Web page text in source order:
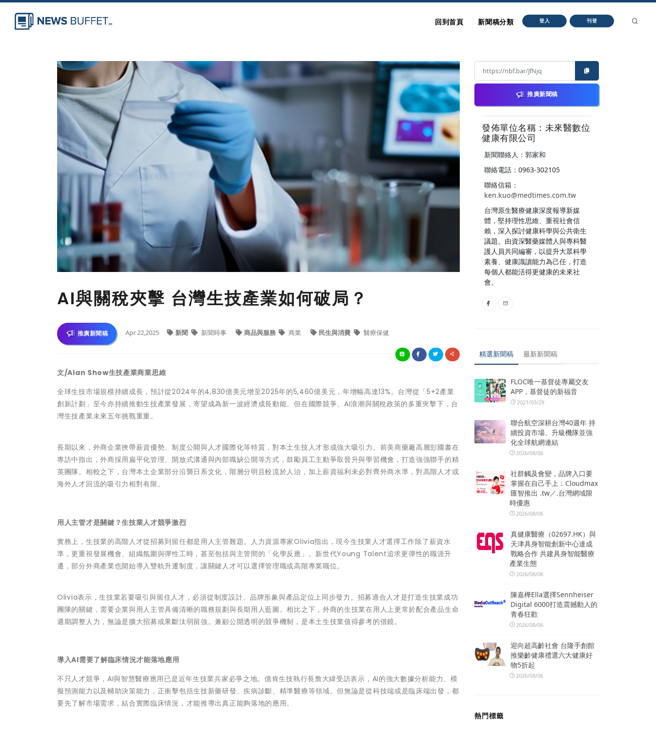
回到首頁 新聞稿分類 登入 刊登
AI與關稅夾擊 台灣生技產業如何破局？
推廣新聞稿 Apr 22,2025 新聞 新聞時事 商品與服務 商業 民生與消費 醫療保健
文/Alan Show生技產業商業思維
全球生技市場規模持續成長，預計從2024年的4,830億美元增至2025年的5,460億美元，年增幅高達13%。台灣從「5+2產業
創新計劃」至今亦持續推動生技產業發展，寄望成為新一波經濟成長動能。但在國際競爭、AI浪潮與關稅政策的多重夾擊下，台
灣生技產業未來五年挑戰重重。
長期以來，外商企業挾帶薪資優勢、制度公開與人才國際化等特質，對本土生技人才形成強大吸引力。前美商藥廠高層彭國書在
專訪中指出，外商採用扁平化管理、開放式溝通與內部職缺公開等方式，鼓勵員工主動爭取晉升與學習機會，打造強強聯手的精
英團隊。相較之下，台灣本土企業部分沿襲日系文化，階層分明且較流於人治，加上薪資福利未必對齊外商水準，對高階人才或
海外人才回流的吸引力相對有限。
用人主管才是關鍵？生技業人才競爭激烈
實務上，生技業的高階人才從招募到留任都是用人主管難題。人力資源專家Olivia指出，現今生技業人才選擇工作除了薪資水
準，更重視發展機會、組織氛圍與彈性工時，甚至包括與主管間的「化學反應」。新世代Young Talent追求更彈性的職涯升
遷，部分外商產業也開始導入雙軌升遷制度，讓關鍵人才可以選擇管理職或高階專業職位。
Olivia表示，生技業若要吸引與留住人才，必須從制度設計、品牌形象與產品定位上同步發力。招募適合人才是打造生技業成功
團隊的關鍵，需要企業與用人主管具備清晰的職務規劃與長期用人藍圖。相比之下，外商的生技業在用人上更常於配合產品生命
週期調整人力，無論是擴大招募或果斷汰弱留強。兼顧公開透明的競爭機制，是本土生技業值得參考的借鏡。
導入AI需要了解臨床情況才能落地應用
不只人才競爭，AI與智慧醫療應用已是近年生技業兵家必爭之地。億肯生技執行長詹大緯受訪表示，AI的強大數據分析能力、模
擬預測能力以及輔助決策能力，正衝擊包括生技新藥研發、疾病診斷、精準醫療等領域。但無論是從科技端或是臨床端出發，都
要先了解市場需求，結合實際臨床情況，才能推導出真正能夠落地的應用。
推廣新聞稿
發佈單位名稱：未來醫數位
健康有限公司
新聞聯絡人：郭家和
聯絡電話：0963-302105
聯絡信箱：
ken.kuo@medtimes.com.tw
台灣原生醫療健康深度報導新媒
體，堅持理性思維、重視社會信
賴，深入探討健康科學與公共衛生
議題。由資深醫藥媒體人與專科醫
護人員共同編審，以提升大眾科學
素養、健康識讀能力為己任，打造
每個人都能活得更健康的未來社
會。
精選新聞稿 最新新聞稿
FLOC唯一基督徒專屬交友
APP，基督徒的新福音
2021/03/29
聯合航空深耕台灣40週年 持
續投資市場、升級機隊並強
化全球航網連結
2026/08/06
社群觸及會變，品牌入口要
掌握在自己手上：Cloudmax
匯智推出 .tw／.台灣網域限
時優惠
2026/08/06
真健康醫療（02697.HK）與
天津具身智能創新中心達成
戰略合作 共建具身智能醫療
產業生態
2026/08/06
陳嘉樺Ella選擇Sennheiser
Digital 6000打造震撼動人的
青春狂歡
2026/08/06
迎向超高齡社會 台隆手創館
推樂齡健康禮選六大健康好
物5折起
2026/08/06
熱門標籤